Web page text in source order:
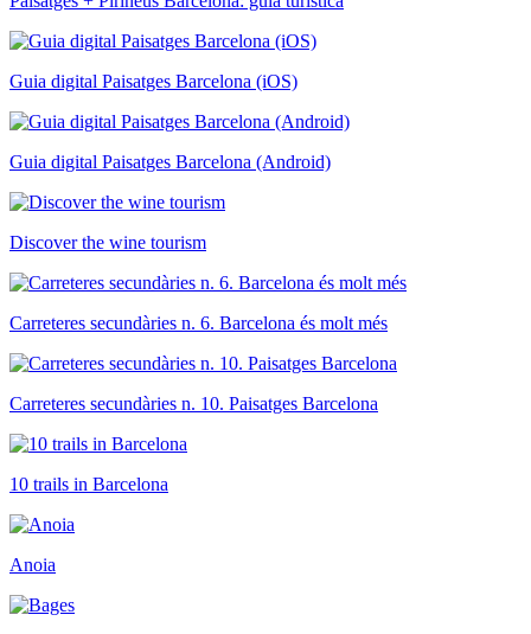
Guia digital Paisatges Barcelona (iOS)
Guia digital Paisatges Barcelona (Android)
Discover the wine tourism
Carreteres secundàries n. 6. Barcelona és molt més
Carreteres secundàries n. 10. Paisatges Barcelona
10 trails in Barcelona
Anoia